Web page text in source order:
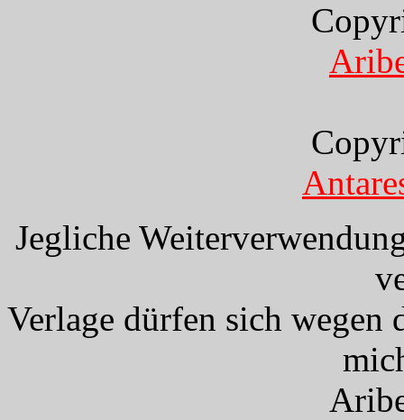
Jegliche
Verlage dürfen sich wegen